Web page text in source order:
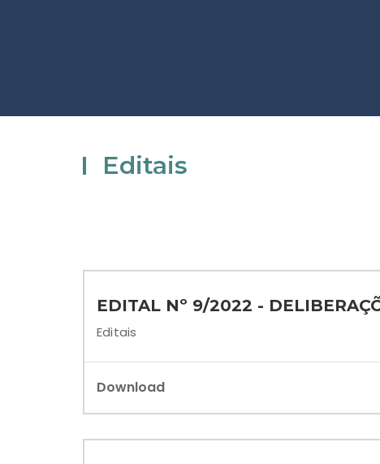
Editais
EDITAL Nº 9/2022 -
Editais
Download